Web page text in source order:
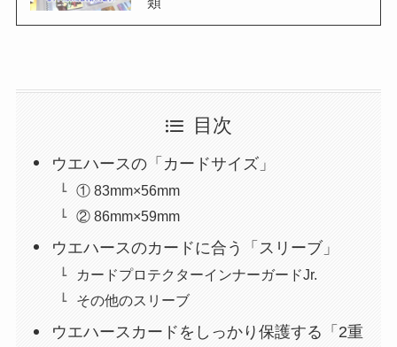
目次
ウエハースの「カードサイズ」
① 83mm×56mm
② 86mm×59mm
ウエハースのカードに合う「スリーブ」
カードプロテクターインナーガードJr.
その他のスリーブ
ウエハースカードをしっかり保護する「2重